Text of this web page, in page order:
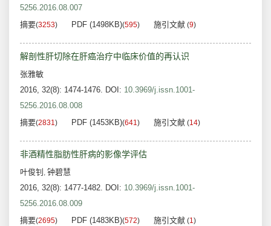
5256.2016.08.007
摘要(3253) PDF (1498KB)(595) 施引文献 (9)
解剖性肝切除在肝癌治疗中临床价值的再认识
张雅敏
2016, 32(8): 1474-1476. DOI: 10.3969/j.issn.1001-
5256.2016.08.008
摘要(2831) PDF (1453KB)(641) 施引文献 (14)
非酒精性脂肪性肝病的影像学评估
叶俊钊 , 钟碧慧
2016, 32(8): 1477-1482. DOI: 10.3969/j.issn.1001-
5256.2016.08.009
摘要(2695) PDF (1483KB)(572) 施引文献 (1)